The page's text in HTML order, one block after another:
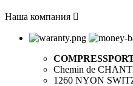
Наша компания 
Chemin de
1260 NYON